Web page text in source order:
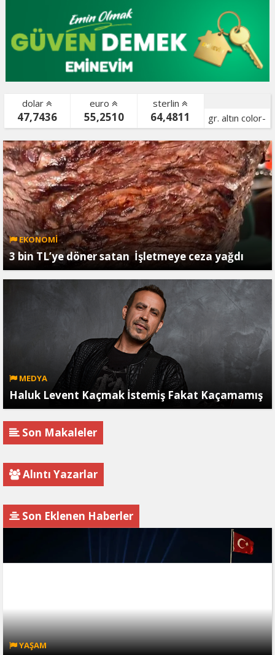
dolar
47,7436
euro
55,2510
sterlin
64,4811
gr. altın color-
bist color-
EKONOMİ
3 bin TL’ye döner satan İşletmeye ceza yağdı
MEDYA
Haluk Levent Kaçmak İstemiş Fakat Kaçamamış
Son Makaleler
Alıntı Yazarlar
Son Eklenen Haberler
YAŞAM